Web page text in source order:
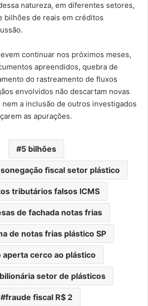
natureza, em diferentes setores,
bilhões de reais em créditos
continuar nos próximos meses,
apreendidos, quebra de
do rastreamento de fluxos
envolvidos não descartam novas
nem a inclusão de outros investigados
as apurações.
5 bilhões
fiscal setor plástico
tributários falsos ICMS
de fachada notas frias
de notas frias plástico SP
aperta cerco ao plástico
setor de plásticos
fraude fiscal R$ 2